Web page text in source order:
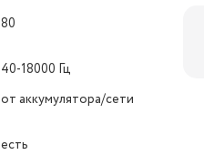
80
40-18000 Гц
от аккумулятора/сети
есть